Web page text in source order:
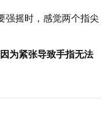
强摇时，感觉两个指尖
因为紧张导致手指无法